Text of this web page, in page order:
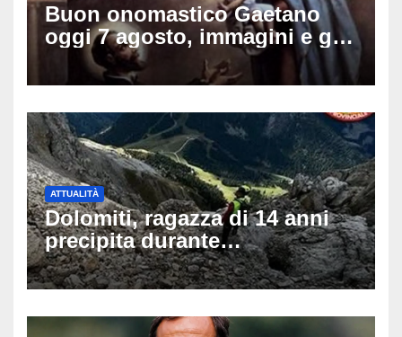
Buon onomastico Gaetano
oggi 7 agosto, immagini e gif
di auguri da condividere sui
social
ATTUALITÀ
Dolomiti, ragazza di 14 anni
precipita durante
un’escursione: tragedia sul
Latemar davanti alla famiglia